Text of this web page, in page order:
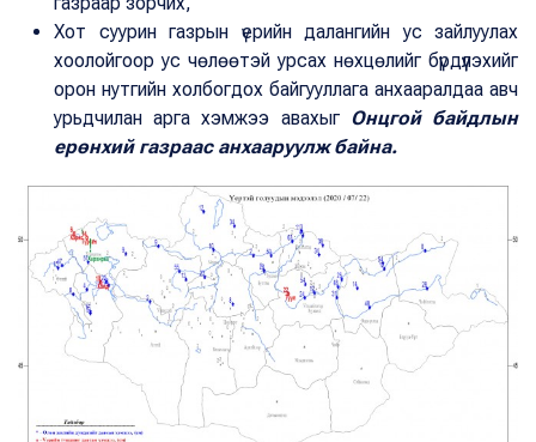
Хот суурин газрын үерийн далангийн ус зайлуулах
хоолойгоор ус чөлөөтэй урсах нөхцөлийг бүрдүүлэхийг
орон нутгийн холбогдох байгууллага анхааралдаа авч
урьдчилан арга хэмжээ авахыг Онцгой байдлын
ерөнхий газраас анхааруулж байна.